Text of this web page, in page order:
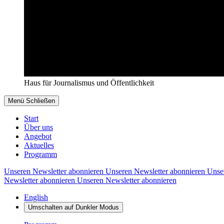
Haus für Journalismus und Öffentlichkeit
Menü Schließen
Start
Über uns
Angebot
Aktuelles
Programm
Unseren Newsletter abonnieren Unseren Newsletter abonnieren
Newsletter abonnieren Unseren Newsletter abonnieren
English
Umschalten auf DunklerModus